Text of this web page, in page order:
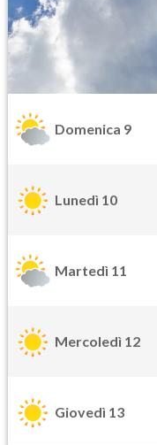
Domenica 9
Lunedì 10
Martedì 11
Mercoledì 12
Giovedì 13